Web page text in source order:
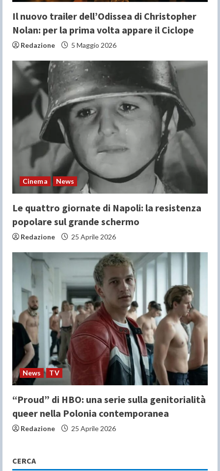
g
Il nuovo trailer dell’Odissea di Christopher
Nolan: per la prima volta appare il Ciclope
Redazione 5 Maggio 2026
Cinema News
Le quattro giornate di Napoli: la resistenza
popolare sul grande schermo
Redazione 25 Aprile 2026
News TV
“Proud” di HBO: una serie sulla genitorialità
queer nella Polonia contemporanea
Redazione 25 Aprile 2026
CERCA